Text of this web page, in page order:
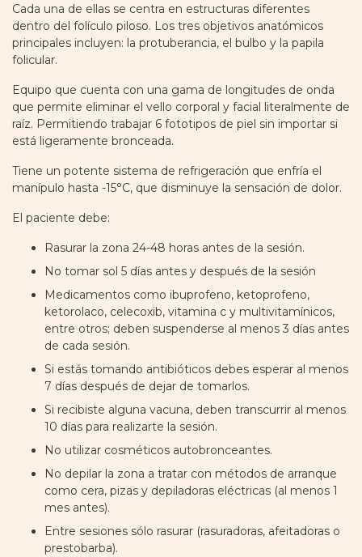
Cada una de ellas se centra en estructuras diferentes
dentro del folículo piloso. Los tres objetivos anatómicos
principales incluyen: la protuberancia, el bulbo y la papila
folicular.
Equipo que cuenta con una gama de longitudes de onda
que permite eliminar el vello corporal y facial literalmente de
raíz. Permitiendo trabajar 6 fototipos de piel sin importar si
está ligeramente bronceada.
Tiene un potente sistema de refrigeración que enfría el
manípulo hasta -15°C, que disminuye la sensación de dolor.
El paciente debe:
Rasurar la zona 24-48 horas antes de la sesión.
No tomar sol 5 días antes y después de la sesión
Medicamentos como ibuprofeno, ketoprofeno,
ketorolaco, celecoxib, vitamina c y multivitamínicos,
entre otros; deben suspenderse al menos 3 días antes
de cada sesión.
Si estás tomando antibióticos debes esperar al menos
7 días después de dejar de tomarlos.
Si recibiste alguna vacuna, deben transcurrir al menos
10 días para realizarte la sesión.
No utilizar cosméticos autobronceantes.
No depilar la zona a tratar con métodos de arranque
como cera, pizas y depiladoras eléctricas (al menos 1
mes antes).
Entre sesiones sólo rasurar (rasuradoras, afeitadoras o
prestobarba).